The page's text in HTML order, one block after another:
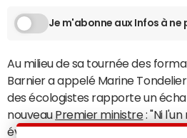
Je m'abonne aux Infos à ne
Au milieu de sa tournée des
Barnier a appelé Marine
des écologistes rapporte un
nouveau Premier ministre: "Ni l'un
évoqué la participation des